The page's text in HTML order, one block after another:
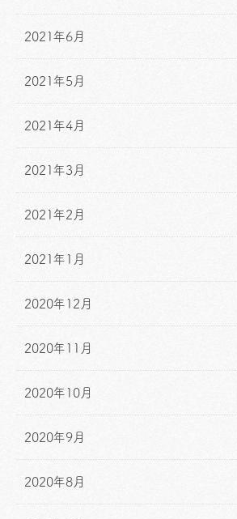
2021年6月
2021年5月
2021年4月
2021年3月
2021年2月
2021年1月
2020年12月
2020年11月
2020年10月
2020年9月
2020年8月